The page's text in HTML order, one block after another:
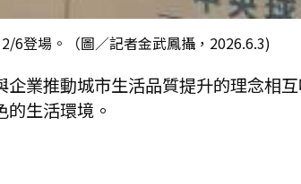
6登場。（圖／記者金武鳳攝，2026.6.3)
業推動城市生活品質提升的理念相
生活環境。